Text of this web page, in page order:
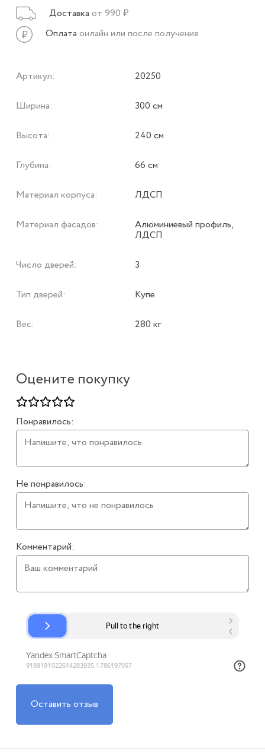
Оцените покупку
Понравилось:
Не понравилось:
Комментарий:
Оставить отзыв
Доставка от 990 ₽
Оплата онлайн или после получения
Артикул: 20250
Ширина: 300 см
Высота: 240 см
Глубина: 66 см
Материал корпуса: ЛДСП
Материал фасадов: Алюминиевый профиль,
ЛДСП
Число дверей: 3
Тип дверей: Купе
Вес: 280 кг